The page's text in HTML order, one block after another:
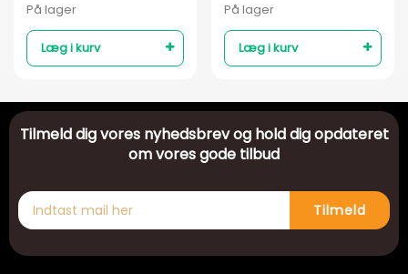
På lager
Læg i kurv
På lager
Læg i kurv
Tilmeld dig vores nyhedsbrev og hold dig opdateret
om vores gode tilbud
Tilmeld